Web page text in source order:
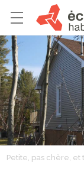
Petite, pas chère,